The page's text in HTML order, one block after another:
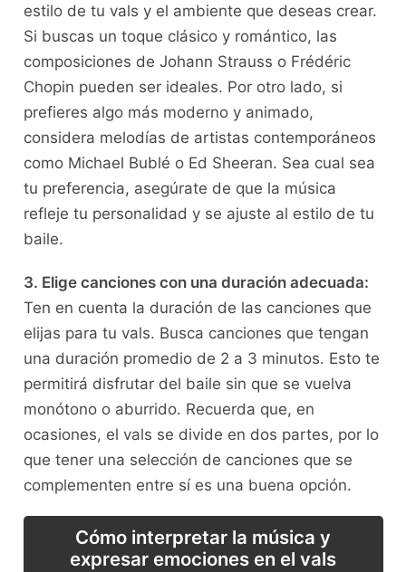
estilo de tu vals y​ el ambiente que deseas crear.​
Si buscas un toque‍ clásico y romántico, las
composiciones de Johann Strauss o Frédéric
Chopin pueden ser ideales. Por otro lado, si
prefieres algo más moderno y animado,
considera melodías de artistas contemporáneos⁣
como Michael Bublé o Ed Sheeran. ⁢Sea cual⁤ sea
tu preferencia, ​asegúrate de‌ que la música
refleje tu ‌personalidad y se ajuste al estilo de tu
baile.
3. Elige⁢ canciones con una duración adecuada:
Ten en cuenta la duración de las canciones que
elijas ⁣para tu vals. Busca canciones‌ que‌ tengan​
una duración ⁣promedio de 2 a 3 minutos. Esto te
permitirá disfrutar del baile⁣ sin‍ que​ se vuelva
monótono o ⁣aburrido. Recuerda⁤ que, ‌en
ocasiones, el⁢ vals ‍se divide en⁣ dos partes, ⁤por⁢ lo
que tener una selección de canciones que se
complementen entre sí es una buena⁤ opción.
Cómo interpretar la música‍ y
‌expresar emociones en el vals